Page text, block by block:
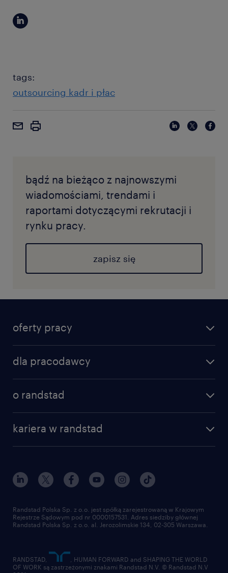
tags:
outsourcing kadr i płac
bądź na bieżąco z najnowszymi
wiadomościami, trendami i
raportami dotyczącymi rekrutacji i
rynku pracy.
zapisz się
oferty pracy
dla pracodawcy
o randstad
kariera w randstad
Randstad Polska Sp. z o.o. jest spółką zarejestrowaną w Krajowym
Rejestrze Sądowym pod nr 0000157531. Adres siedziby głównej
Randstad Polska Sp. z o.o. al. Jerozolimskie 134, 02-305 Warszawa.
RANDSTAD,
, HUMAN FORWARD and SHAPING THE WORLD
OF WORK są zastrzeżonymi znakami Randstad N.V. © Randstad N.V